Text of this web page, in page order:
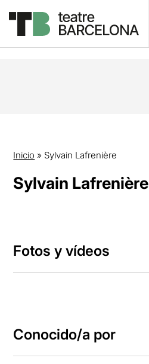
Inicio » Sylvain Lafrenière
Sylvain Lafrenière
Fotos y vídeos
Conocido/a por